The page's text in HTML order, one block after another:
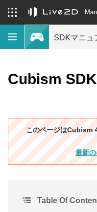
SDKマニュ
Cubism
このページはCubism
最新
Table Of